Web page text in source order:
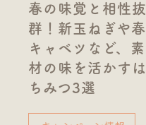
春の味覚と相性抜
群！新玉ねぎや春
キャベツなど、素
材の味を活かすは
ちみつ3選